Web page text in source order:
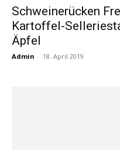
Schweinerücken
Kartoffel-
Äpfel
Admin - 18. April 2019